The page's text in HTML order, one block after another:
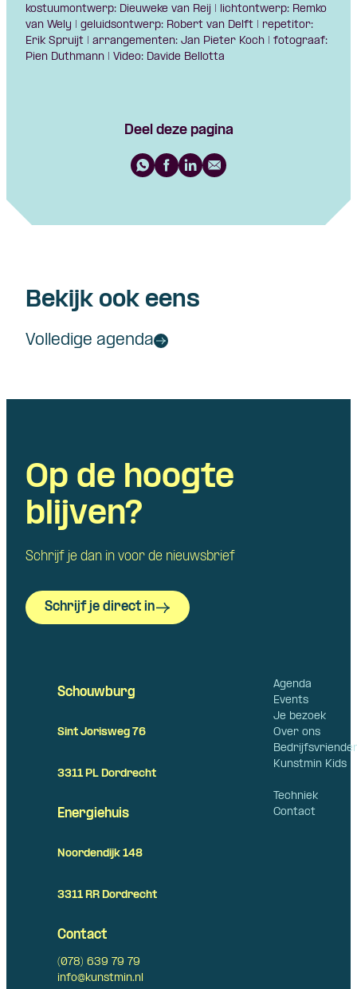
kostuumontwerp: Dieuweke van Reij | lichtontwerp: Remko
van Wely | geluidsontwerp: Robert van Delft | repetitor:
Erik Spruijt | arrangementen: Jan Pieter Koch | fotograaf:
Pien Duthmann | Video: Davide Bellotta
Deel deze pagina
Bekijk ook eens
Volledige agenda
Op de hoogte
blijven?
Schrijf je dan in voor de nieuwsbrief
Schrijf je direct in
Agenda
Events
Je bezoek
Over ons
Kunstmin Kids
Techniek
Contact
Schouwburg
Sint Jorisweg 76
3311 PL Dordrecht
Energiehuis
Noordendijk 148
3311 RR Dordrecht
Contact
(078) 639 79 79
info@kunstmin.nl